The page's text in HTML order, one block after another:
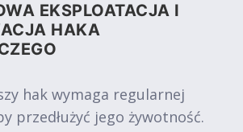
EKSPLOATACJA I
HAKA
hak wymaga regularnej
przedłużyć jego żywotność.